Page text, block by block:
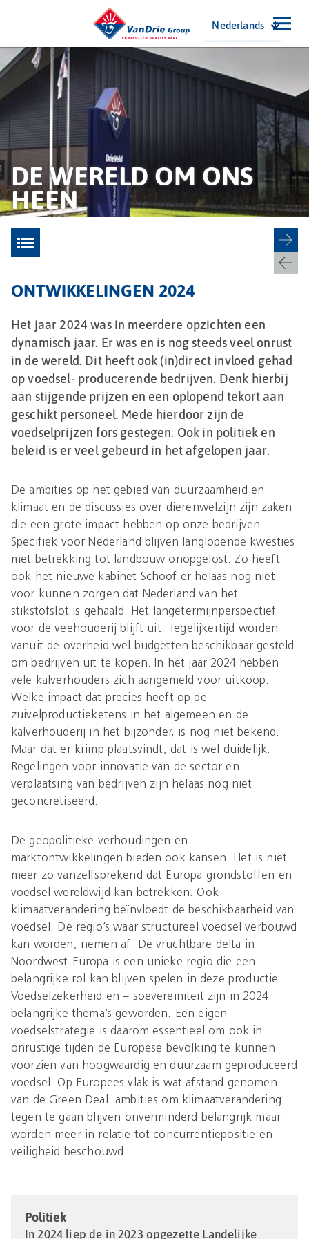
Nederlands
DE WERELD OM ONS
HEEN
ONTWIKKELINGEN 2024
Het jaar 2024 was in meerdere opzichten een
dynamisch jaar. Er was en is nog steeds veel onrust
in de wereld. Dit heeft ook (in)direct invloed gehad
op voedsel- producerende bedrijven. Denk hierbij
aan stijgende prijzen en een oplopend tekort aan
geschikt personeel. Mede hierdoor zijn de
voedselprijzen fors gestegen. Ook in politiek en
beleid is er veel gebeurd in het afgelopen jaar.
De ambities op het gebied van duurzaamheid en
klimaat en de discussies over dierenwelzijn zijn zaken
die een grote impact hebben op onze bedrijven.
Specifiek voor Nederland blijven langlopende kwesties
met betrekking tot landbouw onopgelost. Zo heeft
ook het nieuwe kabinet Schoof er helaas nog niet
voor kunnen zorgen dat Nederland van het
stikstofslot is gehaald. Het langetermijnperspectief
voor de veehouderij blijft uit. Tegelijkertijd worden
vanuit de overheid wel budgetten beschikbaar gesteld
om bedrijven uit te kopen. In het jaar 2024 hebben
vele kalverhouders zich aangemeld voor uitkoop.
Welke impact dat precies heeft op de
zuivelproductieketens in het algemeen en de
kalverhouderij in het bijzonder, is nog niet bekend.
Maar dat er krimp plaatsvindt, dat is wel duidelijk.
Regelingen voor innovatie van de sector en
verplaatsing van bedrijven zijn helaas nog niet
geconcretiseerd.
De geopolitieke verhoudingen en
marktontwikkelingen bieden ook kansen. Het is niet
meer zo vanzelfsprekend dat Europa grondstoffen en
voedsel wereldwijd kan betrekken. Ook
klimaatverandering beïnvloedt de beschikbaarheid van
voedsel. De regio’s waar structureel voedsel verbouwd
kan worden, nemen af. De vruchtbare delta in
Noordwest-Europa is een unieke regio die een
belangrijke rol kan blijven spelen in deze productie.
Voedselzekerheid en – soevereiniteit zijn in 2024
belangrijke thema’s geworden. Een eigen
voedselstrategie is daarom essentieel om ook in
onrustige tijden de Europese bevolking te kunnen
voorzien van hoogwaardig en duurzaam geproduceerd
voedsel. Op Europees vlak is wat afstand genomen
van de Green Deal: ambities om klimaatverandering
tegen te gaan blijven onverminderd belangrijk maar
worden meer in relatie tot concurrentiepositie en
veiligheid beschouwd.
Politiek
In 2024 liep de in 2023 opgezette Landelijke